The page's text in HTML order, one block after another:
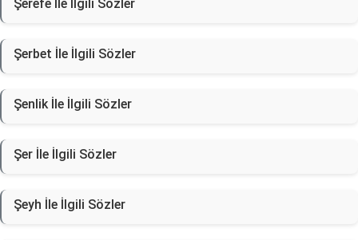
Şerefe İle İlgili Sözler
Şerbet İle İlgili Sözler
Şenlik İle İlgili Sözler
Şer İle İlgili Sözler
Şeyh İle İlgili Sözler